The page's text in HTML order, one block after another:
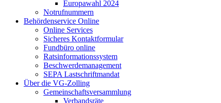
Europawahl 2024
Notrufnummern
Behördenservice Online
Online Services
Sicheres Kontaktformular
Fundbüro online
Ratsinformationssystem
Beschwerdemanagement
SEPA Lastschriftmandat
Über die VG-Zolling
Gemeinschaftsversammlung
Verbandsräte